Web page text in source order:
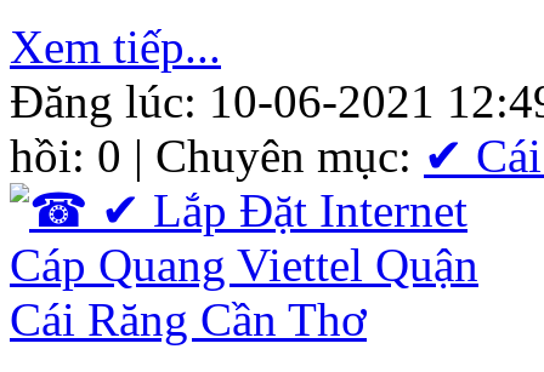
Xem tiếp...
Đăng lúc: 10-06-2021
hồi: 0 | Chuyên mục: ✔